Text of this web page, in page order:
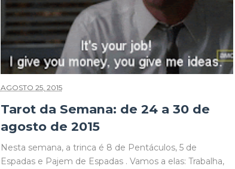
AGOSTO 25, 2015
Tarot da Semana: de 24 a 30 de
agosto de 2015
Nesta semana, a trinca é 8 de Pentáculos, 5 de
Espadas e Pajem de Espadas . Vamos a elas: Trabalha,